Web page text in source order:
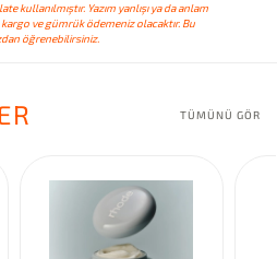
kullanılmıştır. Yazım yanlışı ya da anlam
ve gümrük ödemeniz olacaktır. Bu
öğrenebilirsiniz.
TÜMÜNÜ GÖR